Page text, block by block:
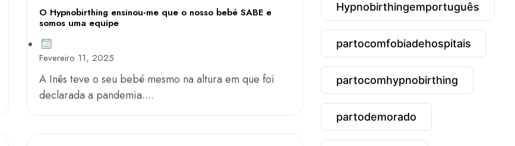
O Hypnobirthing ensinou-me que o nosso bebé SABE e
somos uma equipe
Fevereiro 11, 2025
A Inês teve o seu bebé mesmo na altura em que foi
declarada a pandemia....
Hypnobirthingemportuguês
partocomfobiadehospitais
partocomhypnobirthing
partodemorado